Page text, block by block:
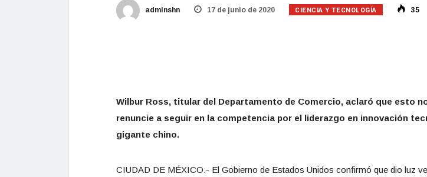
adminshn 17 de junio de 2020 CIENCIA Y TECNOLOGÍA 35
Wilbur Ross, titular del Departamento de Comercio, aclaró que esto
renuncie a seguir en la competencia por el liderazgo en innovación
gigante chino.
CIUDAD DE MÉXICO.- El Gobierno de Estados Unidos confirmó que dio luz